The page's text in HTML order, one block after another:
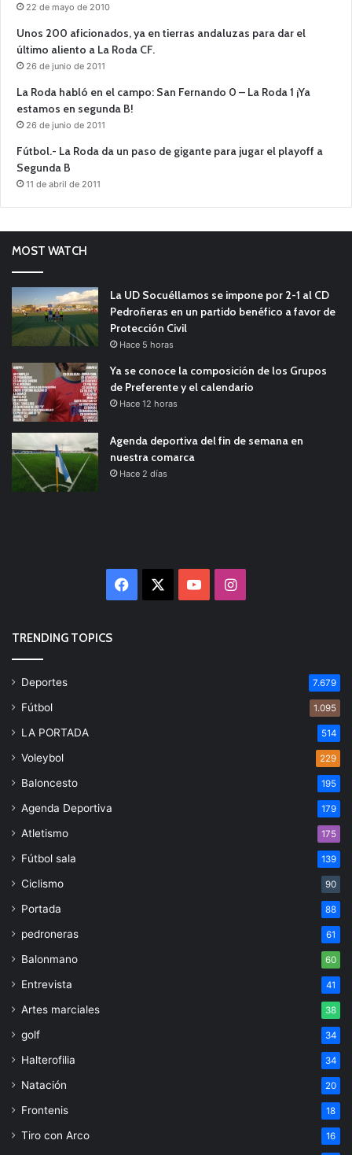
22 de mayo de 2010
Unos 200 aficionados, ya en tierras andaluzas para dar el
último aliento a La Roda CF.
26 de junio de 2011
La Roda habló en el campo: San Fernando 0 – La Roda 1 ¡Ya
estamos en segunda B!
26 de junio de 2011
Fútbol.- La Roda da un paso de gigante para jugar el playoff a
Segunda B
11 de abril de 2011
MOST WATCH
La UD Socuéllamos se impone por 2-1 al CD
Pedroñeras en un partido benéfico a favor de
Protección Civil
Hace 5 horas
Ya se conoce la composición de los Grupos
de Preferente y el calendario
Hace 12 horas
Agenda deportiva del fin de semana en
nuestra comarca
Hace 2 días
Facebook YouTubeInstagram
TRENDING TOPICS
Deportes 7.679
Fútbol 1.095
LA PORTADA 514
Voleybol 229
Baloncesto 195
Agenda Deportiva 179
Atletismo 175
Fútbol sala 139
Ciclismo 90
Portada 88
pedroneras 61
Balonmano 60
Entrevista 41
Artes marciales 38
golf 34
Halterofilia 34
Natación 20
Frontenis 18
Tiro con Arco 16